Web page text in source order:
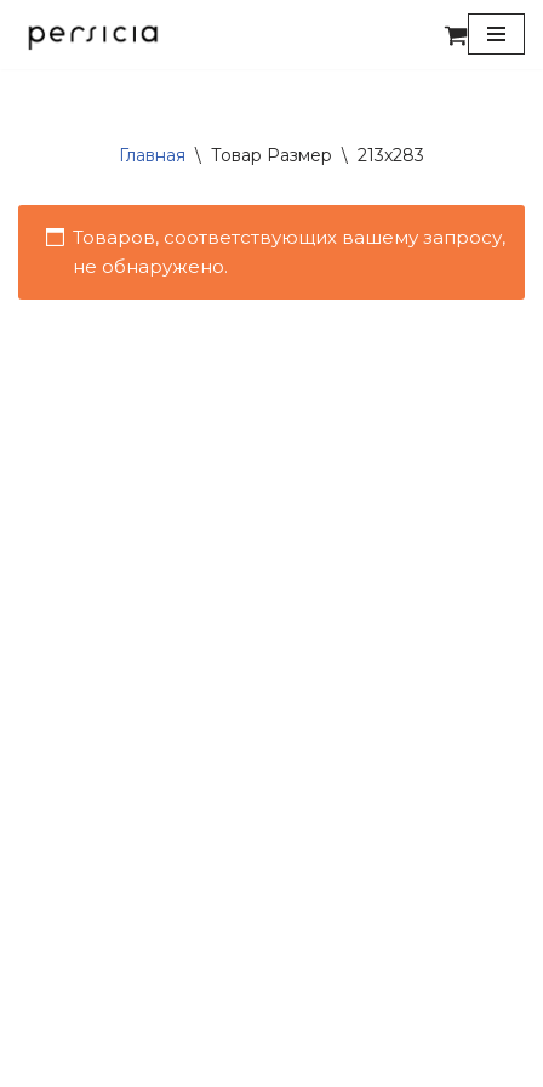
Главная \ Товар Размер \ 213x283
Товаров, соответствующих вашему запросу,
не обнаружено.